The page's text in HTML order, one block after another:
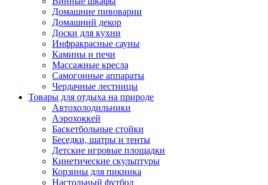
Домашние пивоварни
Домашний декор
Доски для кухни
Инфракрасные сауны
Камины и печи
Массажные кресла
Самогонные аппараты
Чердачные лестницы
Товары для отдыха на природе
Автохолодильники
Аэрохоккей
Баскетбольные стойки
Беседки, шатры и тенты
Детские игровые площадки
Кинетические скульптуры
Корзины для пикника
Настольный футбол